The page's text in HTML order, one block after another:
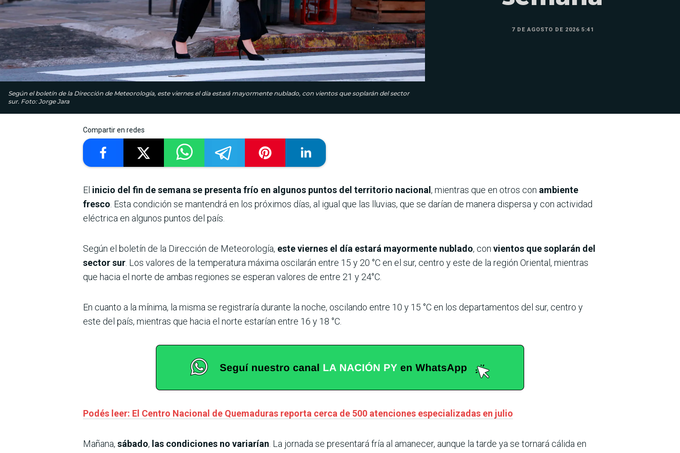
Según el boletín de la Dirección de Meteorología, este viernes el día estará mayormente nublado, con vientos que soplarán del sector
sur. Foto: Jorge Jara
7 DE AGOSTO DE 2026 5:41
Compartir en redes
El inicio del fin de semana se presenta frío en algunos puntos del territorio nacional, mientras que en otros con ambiente
fresco . Esta condición se mantendrá en los próximos días, al igual que las lluvias, que se darían de manera dispersa y con actividad
eléctrica en algunos puntos del país.
Según el boletín de la Dirección de Meteorología, este viernes el día estará mayormente nublado, con vientos que soplarán del
sector sur . Los valores de la temperatura máxima oscilarán entre 15 y 20 °C en el sur, centro y este de la región Oriental, mientras
que hacia el norte de ambas regiones se esperan valores de entre 21 y 24°C.
En cuanto a la mínima, la misma se registraría durante la noche, oscilando entre 10 y 15 °C en los departamentos del sur, centro y
este del país, mientras que hacia el norte estarían entre 16 y 18 °C.
Podés leer: El Centro Nacional de Quemaduras reporta cerca de 500 atenciones especializadas en julio
Mañana, sábado, las condiciones no variarían . La jornada se presentará fría al amanecer, aunque la tarde ya se tornará cálida en